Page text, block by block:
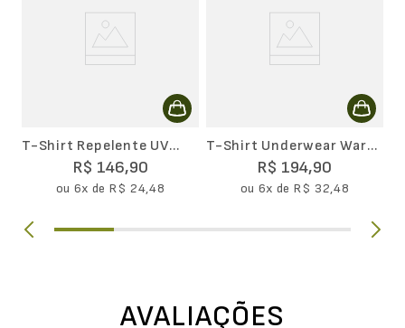
T-Shirt Repelente UV
FemininaR$ 146,90
ou 6x de R$ 24,48
T-Shirt Underwear Warm
Lupo Feminina
R$ 194,90
ou 6x de R$ 32,48
AVALIAÇÕES